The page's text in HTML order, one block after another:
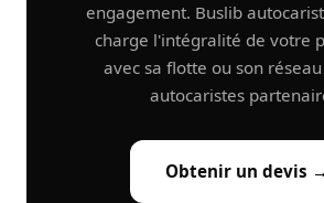
engagement. Buslib
charge l'intégralité de votre
avec sa flotte ou son
autocaristes
Obtenir un devis →